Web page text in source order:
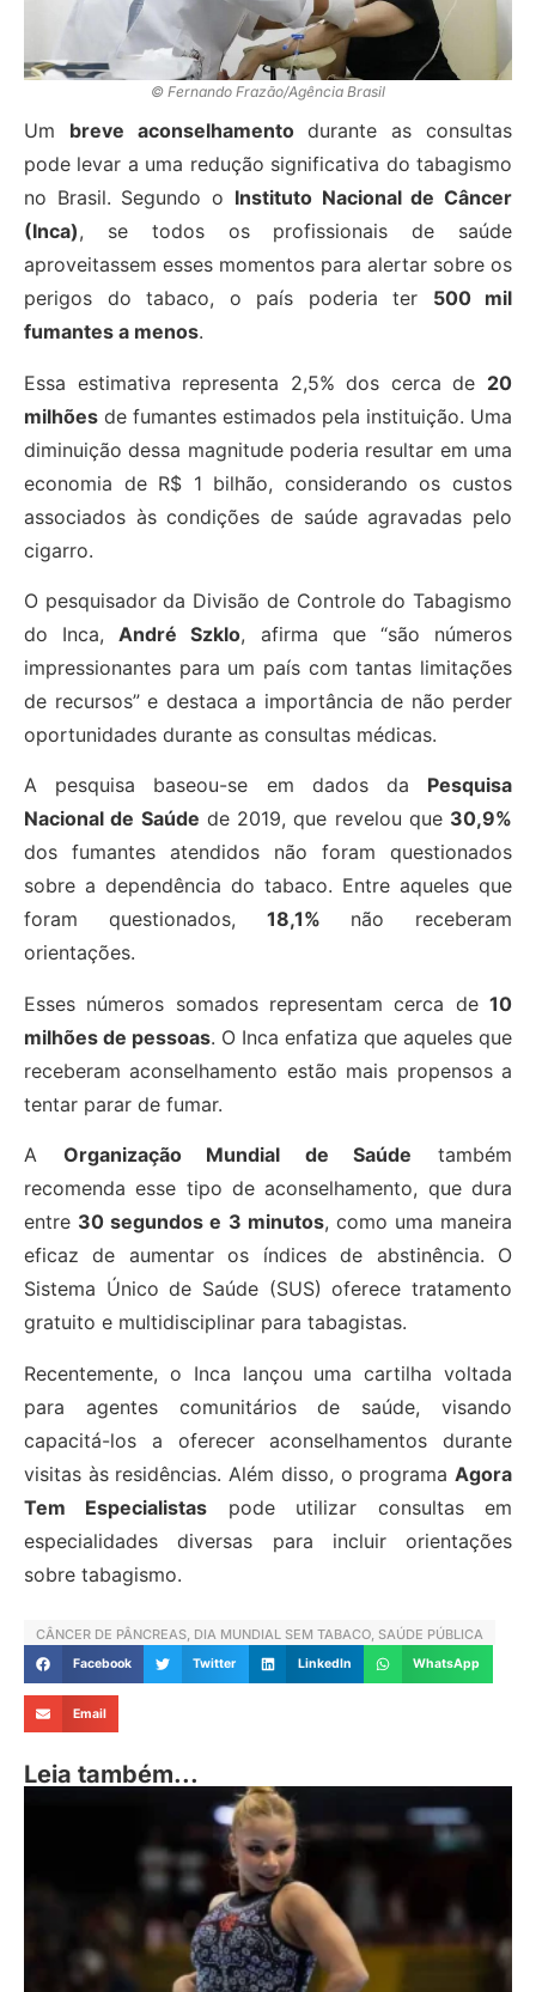
© Fernando Frazão/Agência Brasil
Um breve aconselhamentodurante as consultas
pode levar a uma redução significativa do tabagismo
no Brasil. Segundo o Instituto Nacional de Câncer
(Inca), se todos os profissionais de saúde
aproveitassem esses momentos para alertar sobre os
perigos do tabaco, o país poderia ter 500 mil
fumantes a menos.
Essa estimativa representa 2,5% dos cerca de 20
milhões de fumantes estimados pela instituição. Uma
diminuição dessa magnitude poderia resultar em uma
economia de R$ 1 bilhão, considerando os custos
associados às condições de saúde agravadas pelo
cigarro.
O pesquisador da Divisão de Controle do Tabagismo
do Inca,André Szklo, afirma que “são números
impressionantes para um país com tantas limitações
de recursos” e destaca a importância de não perder
oportunidades durante as consultas médicas.
A pesquisa baseou-se em dados da Pesquisa
Nacional de Saúde de 2019, que revelou que 30,9%
dos fumantes atendidos não foram questionados
sobre a dependência do tabaco. Entre aqueles que
foram questionados, 18,1% não receberam
orientações.
Esses números somados representam cerca de 10
milhões de pessoas. O Inca enfatiza que aqueles que
receberam aconselhamento estão mais propensos a
tentar parar de fumar.
A Organização Mundial de Saúde também
recomenda esse tipo de aconselhamento, que dura
entre 30 segundos e 3 minutos, como uma maneira
eficaz de aumentar os índices de abstinência. O
Sistema Único de Saúde (SUS) oferece tratamento
gratuito e multidisciplinar para tabagistas.
Recentemente, o Inca lançou uma cartilha voltada
para agentes comunitários de saúde, visando
capacitá-los a oferecer aconselhamentos durante
visitas às residências. Além disso, o programa Agora
Tem Especialistas pode utilizar consultas em
especialidades diversas para incluir orientações
sobre tabagismo.
CÂNCER DE PÂNCREAS, DIA MUNDIAL SEM TABACO, SAÚDE PÚBLICA
Facebook Twitter LinkedIn WhatsApp
Email
Leia também...